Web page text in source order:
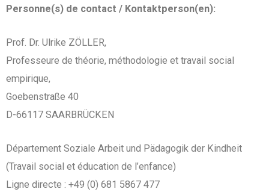
Personne(s) de contact / Kontaktperson(en):
Prof. Dr. Ulrike ZÖLLER,
Professeure de théorie, méthodologie et travail social
empirique,
Goebenstraße 40
D-66117 SAARBRÜCKEN
Département Soziale Arbeit und Pädagogik der Kindheit
(Travail social et éducation de l’enfance)
Ligne directe : +49 (0) 681 5867 477